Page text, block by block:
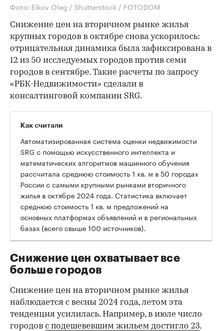
Фото: Elkov Oleg / Shutterstock / FOTODOM
Снижение цен на вторичном рынке жилья
крупных городов в октябре снова ускорилось:
отрицательная динамика была зафиксирована в
12 из 50 исследуемых городов против семи
городов в сентябре. Такие расчеты по запросу
«РБК-Недвижимости» сделали в
консалтинговой компании SRG.
Как считали
Автоматизированная система оценки недвижимости
SRG с помощью искусственного интеллекта и
математических алгоритмов машинного обучения
рассчитала среднюю стоимость 1 кв. м в 50 городах
России с самыми крупными рынками вторичного
жилья в октябре 2024 года. Статистика включает
среднюю стоимость 1 кв. м предложений на
основных платформах объявлений и в региональных
базах (всего свыше 100 источников).
Снижение цен охватывает все
больше городов
Снижение цен на вторичном рынке жилья
наблюдается с весны 2024 года, летом эта
тенденция усилилась. Например, в июле число
городов с подешевевшим жильем достигло 23.